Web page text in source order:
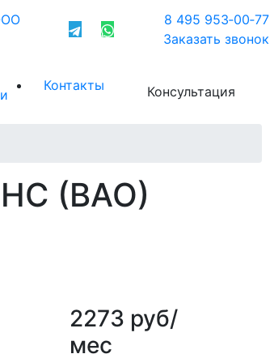
8 495 953‑00‑77
Заказать звонок
Контакты Консультация
(ВАО)
2273 руб/
мес